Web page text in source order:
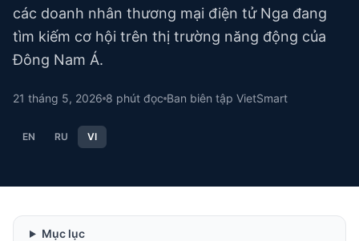
các doanh nhân thương mại điện tử Nga đang
tìm kiếm cơ hội trên thị trường năng động của
Đông Nam Á.
21 tháng 5, 2026 8 phút đọc Ban biên tập VietSmart
EN RU VI
Mục lục